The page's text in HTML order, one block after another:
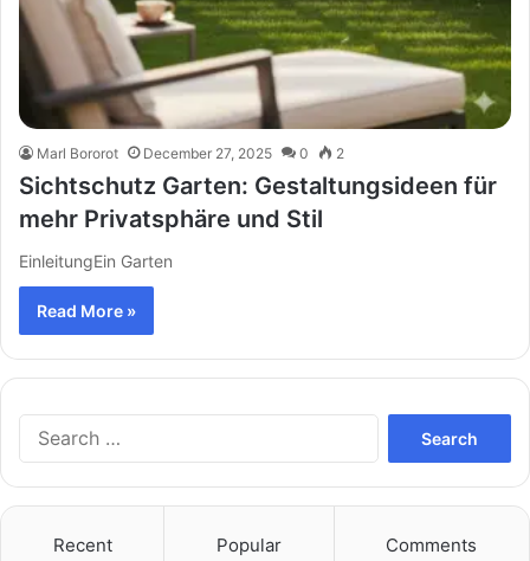
Marl Bororot December 27, 2025 0 2
Sichtschutz Garten: Gestaltungsideen für
mehr Privatsphäre und Stil
EinleitungEin Garten
Read More »
Recent Popular Comments